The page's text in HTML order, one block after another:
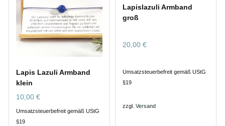
Lapis Lazuli Armband
klein
10,00 €
Umsatzsteuerbefreit gemäß UStG
§19
Lapislazuli Armband
groß
20,00 €
Umsatzsteuerbefreit gemäß UStG
§19
zzgl. Versand